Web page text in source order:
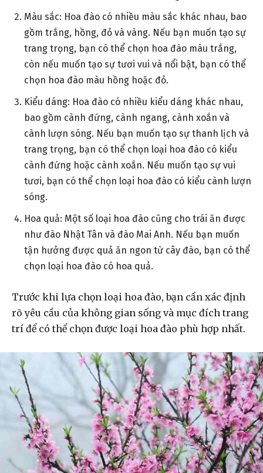
Màu sắc: Hoa đào có nhiều màu sắc khác nhau, bao
gồm trắng, hồng, đỏ và vàng. Nếu bạn muốn tạo sự
trang trọng, bạn có thể chọn hoa đào màu trắng,
còn nếu muốn tạo sự tươi vui và nổi bật, bạn có thể
chọn hoa đào màu hồng hoặc đỏ.
Kiểu dáng: Hoa đào có nhiều kiểu dáng khác nhau,
bao gồm cành đứng, cành ngang, cành xoắn và
cành lượn sóng. Nếu bạn muốn tạo sự thanh lịch và
trang trọng, bạn có thể chọn loại hoa đào có kiểu
cành đứng hoặc cành xoắn. Nếu muốn tạo sự vui
tươi, bạn có thể chọn loại hoa đào có kiểu cành lượn
sóng.
Hoa quả: Một số loại hoa đào cũng cho trái ăn được
như đào Nhật Tân và đào Mai Anh. Nếu bạn muốn
tận hưởng được quả ăn ngon từ cây đào, bạn có thể
chọn loại hoa đào có hoa quả.
Trước khi lựa chọn loại hoa đào, bạn cần xác định
rõ yêu cầu của không gian sống và mục đích trang
trí để có thể chọn được loại hoa đào phù hợp nhất.